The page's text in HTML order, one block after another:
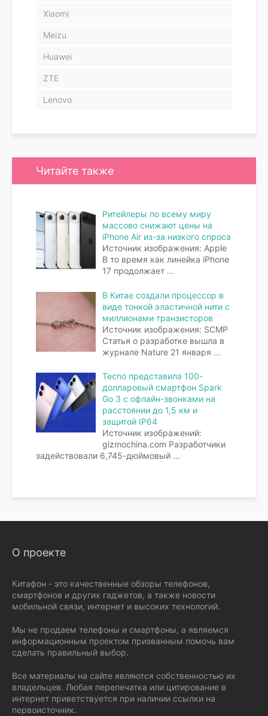
Xiaomi
Meizu
Huawei
ZTE
Lenovo
Читайте также
Ритейлеры по всему миру
массово снижают цены на
iPhone Air из-за низкого спроса
Источник изображения: Apple
В то время как линейка iPhone
17 продолжает ...
В Китае создали процессор в
виде тонкой эластичной нити с
миллионами транзисторов
Источник изображения: SCMP
Статья о разработке вышла в
журнале Nature 21 января ...
Tecno представила 100-
долларовый смартфон Spark
Go 3 с офлайн-звонками на
расстоянии до 1,5 км и
защитой IP64
Источник изображений:
gizmochina.com Разработчики
задействовали 6,745-дюймовый ...
О проекте
Китафон - это качественные обзоры телефонов,
смартфонов и других гаджетов, а также новости
мобильной связи, интернет и высоких технологий.
Мы не продаем телефоны и смартфоны, а являемся
информационным проектом призванным помочь вам
сделать правильный выбор.
Все материалы на сайте являются собственностью их
владельцев. Любая перепечатка или цитирование в
интернет приветствуется при наличии ссылки на
первоисточник.